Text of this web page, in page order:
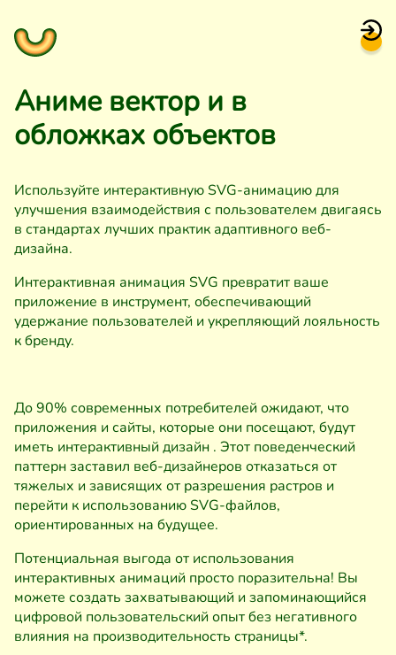
Аниме вектор и в
обложках объектов
Используйте интерактивную SVG-анимацию для
улучшения взаимодействия с пользователем двигаясь
в стандартах лучших практик адаптивного веб-
дизайна.
Интерактивная анимация SVG превратит ваше
приложение в инструмент, обеспечивающий
удержание пользователей и укрепляющий лояльность
к бренду.
До 90% современных потребителей ожидают, что
приложения и сайты, которые они посещают, будут
иметь интерактивный дизайн . Этот поведенческий
паттерн заставил веб-дизайнеров отказаться от
тяжелых и зависящих от разрешения растров и
перейти к использованию SVG-файлов,
ориентированных на будущее.
Потенциальная выгода от использования
интерактивных анимаций просто поразительна! Вы
можете создать захватывающий и запоминающийся
цифровой пользовательский опыт без негативного
влияния на производительность страницы*.